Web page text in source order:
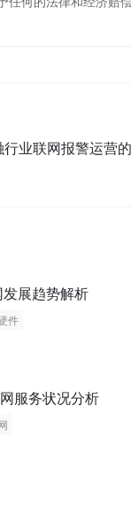
业联网报警运营的
展趋势解析
件
服务状况分析